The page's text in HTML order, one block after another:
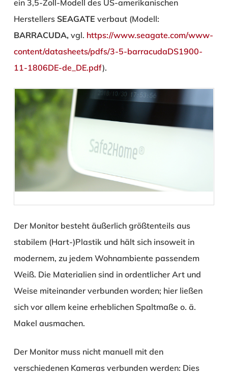
ein 3,5-Zoll-Modell des US-amerikanischen
Herstellers SEAGATE verbaut (Modell:
BARRACUDA,vgl. https://www.seagate.com/www-
content/datasheets/pdfs/3-5-barracudaDS1900-
11-1806DE-de_DE.pdf).
Der Monitor besteht äußerlich größtenteils aus
stabilem (Hart-)Plastik und hält sich insoweit in
modernem, zu jedem Wohnambiente passendem
Weiß. Die Materialien sind in ordentlicher Art und
Weise miteinander verbunden worden; hier ließen
sich vor allem keine erheblichen Spaltmaße o. ä.
Makel ausmachen.
Der Monitor muss nicht manuell mit den
verschiedenen Kameras verbunden werden: Dies